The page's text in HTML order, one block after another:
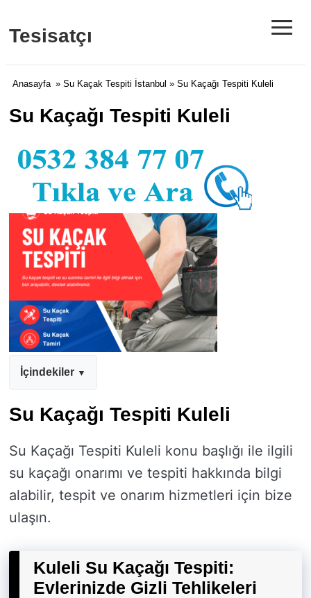
Tesisatçı ≡
Anasayfa » Su Kaçak Tespiti İstanbul » Su Kaçağı Tespiti Kuleli
Su Kaçağı Tespiti Kuleli
İçindekiler
Su Kaçağı Tespiti Kuleli
Su Kaçağı Tespiti Kuleli konu başlığı ile ilgili
su kaçağı onarımı ve tespiti hakkında bilgi
alabilir, tespit ve onarım hizmetleri için bize
ulaşın.
Kuleli Su Kaçağı Tespiti:
Evlerinizde Gizli Tehlikeleri